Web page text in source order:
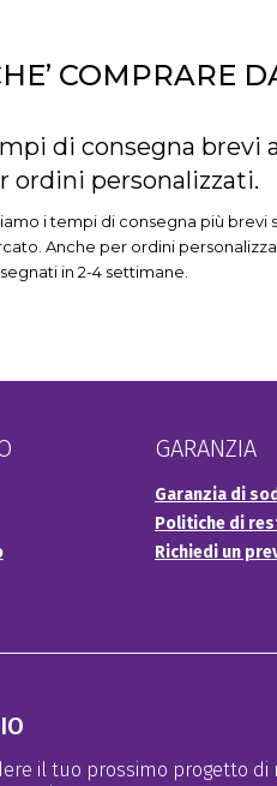
COMPRARE
di consegna brevi
ordini personalizzati.
i tempi di consegna più brevi
Anche per ordini
in 2-4 settimane.
GARANZIA
Garanzia di
Politiche di
Richiedi un
il tuo prossimo progetto di